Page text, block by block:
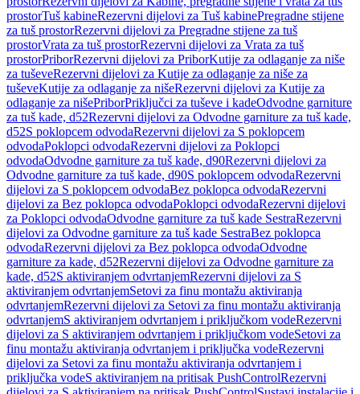
prostorTuš kabineRezervni dijelovi za Tuš kabinePregradne stijene
za tuš prostorRezervni dijelovi za Pregradne stijene za tuš
prostorVrata za tuš prostorRezervni dijelovi za Vrata za tuš
prostorPriborRezervni dijelovi za PriborKutije za odlaganje za niše
za tuševeRezervni dijelovi za Kutije za odlaganje za niše za
tuševeKutije za odlaganje za nišeRezervni dijelovi za Kutije za
odlaganje za nišePriborPriključci za tuševe i kadeOdvodne garniture
za tuš kade, d52Rezervni dijelovi za Odvodne garniture za tuš kade,
d52S poklopcem odvodaRezervni dijelovi za S poklopcem
odvodaPoklopci odvodaRezervni dijelovi za Poklopci
odvodaOdvodne garniture za tuš kade, d90Rezervni dijelovi za
Odvodne garniture za tuš kade, d90S poklopcem odvodaRezervni
dijelovi za S poklopcem odvodaBez poklopca odvodaRezervni
dijelovi za Bez poklopca odvodaPoklopci odvodaRezervni dijelovi
za Poklopci odvodaOdvodne garniture za tuš kade SestraRezervni
dijelovi za Odvodne garniture za tuš kade SestraBez poklopca
odvodaRezervni dijelovi za Bez poklopca odvodaOdvodne
garniture za kade, d52Rezervni dijelovi za Odvodne garniture za
kade, d52S aktiviranjem odvrtanjemRezervni dijelovi za S
aktiviranjem odvrtanjemSetovi za finu montažu aktiviranja
odvrtanjemRezervni dijelovi za Setovi za finu montažu aktiviranja
odvrtanjemS aktiviranjem odvrtanjem i priključkom vodeRezervni
dijelovi za S aktiviranjem odvrtanjem i priključkom vodeSetovi za
finu montažu aktiviranja odvrtanjem i priključka vodeRezervni
dijelovi za Setovi za finu montažu aktiviranja odvrtanjem i
priključka vodeS aktiviranjem na pritisak PushControlRezervni